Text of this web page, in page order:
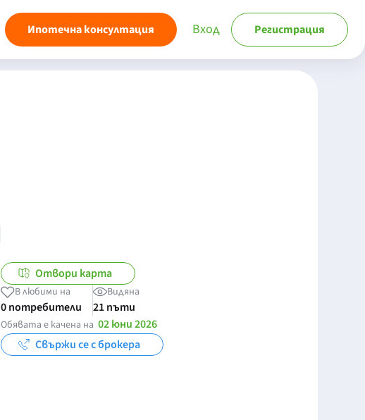
Ипотечна консултация Вход Регистрация
Отвори карта
В любими на
0 потребители
Видяна
21 пъти
Обявата е качена на 02 юни 2026
Свържи се с брокера